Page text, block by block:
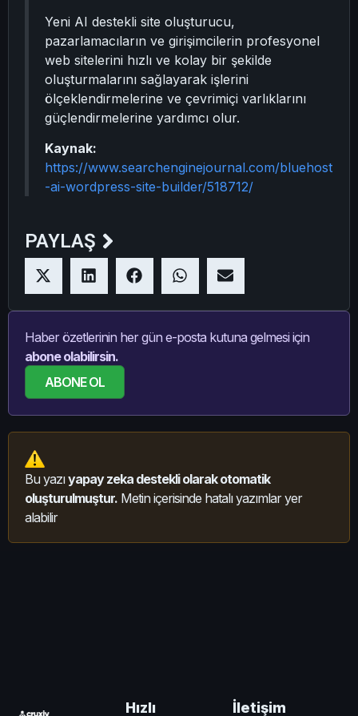
Yeni AI destekli site oluşturucu,
pazarlamacıların ve girişimcilerin profesyonel
web sitelerini hızlı ve kolay bir şekilde
oluşturmalarını sağlayarak işlerini
ölçeklendirmelerine ve çevrimiçi varlıklarını
güçlendirmelerine yardımcı olur.
Kaynak:
https://www.searchenginejournal.com/bluehost
-ai-wordpress-site-builder/518712/
PAYLAŞ
Haber özetlerinin her gün e-posta kutuna gelmesi için
abone olabilirsin.
ABONE OL
Bu yazıyapay zeka destekli olarak otomatik
oluşturulmuştur. Metin içerisinde hatalı yazımlar yer
alabilir
Hızlı
İletişim